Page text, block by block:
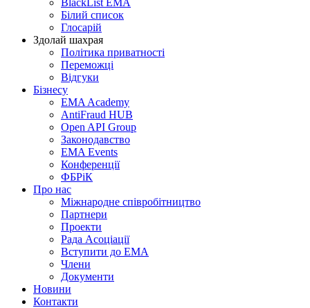
Білий список
Глосарій
Здолай шахрая
Політика приватності
Переможцi
Відгуки
Бізнесу
EMA Academy
AntiFraud HUB
Open API Group
Законодавство
EMA Events
Конференції
ФБРіК
Про нас
Міжнародне співробітництво
Партнери
Проекти
Рада Асоціації
Вступити до ЕМА
Члени
Документи
Новини
Контакти